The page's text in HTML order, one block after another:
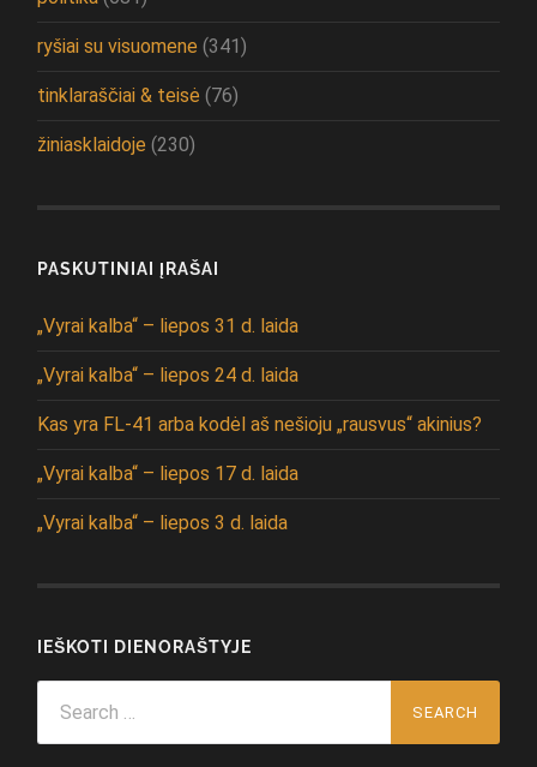
ryšiai su visuomene (341)
tinklaraščiai & teisė (76)
žiniasklaidoje (230)
PASKUTINIAI ĮRAŠAI
„Vyrai kalba“ – liepos 31 d. laida
„Vyrai kalba“ – liepos 24 d. laida
Kas yra FL-41 arba kodėl aš nešioju „rausvus“ akinius?
„Vyrai kalba“ – liepos 17 d. laida
„Vyrai kalba“ – liepos 3 d. laida
IEŠKOTI DIENORAŠTYJE
for: